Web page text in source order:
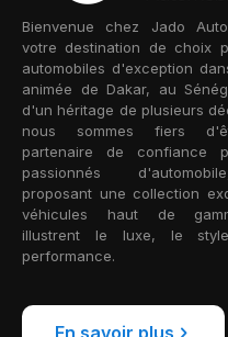
Bienvenue chez Jado
votre destination de choix
automobiles d'exception
animée de Dakar, au
d'un héritage de plusieurs
nous sommes fiers
partenaire de confiance
passionnés
proposant une collection
véhicules haut de
illustrent le luxe, le
performance.
En savoir plus